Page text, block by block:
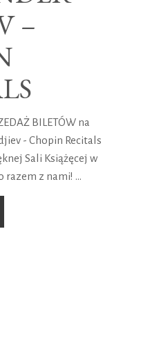
–
BILETÓW na
- Chopin Recitals
Sali Książęcej w
razem z nami!